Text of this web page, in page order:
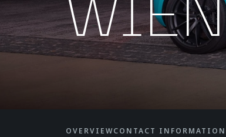
OVERVIEWCONTACT INFORMATION